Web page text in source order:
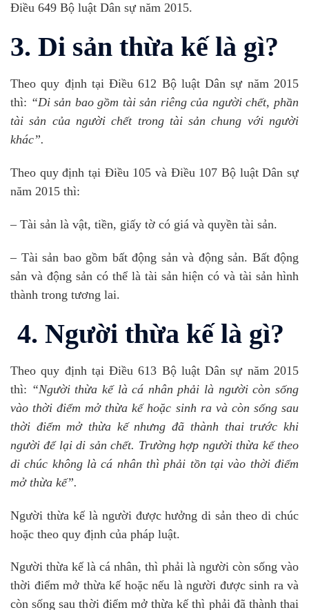
Điều 649 Bộ luật Dân sự năm 2015.
3. Di sản thừa kế là gì?
Theo quy định tại Điều 612 Bộ luật Dân sự năm 2015
thì: “Di sản bao gồm tài sản riêng của người chết, phần
tài sản của người chết trong tài sản chung với người
khác”.
Theo quy định tại Điều 105 và Điều 107 Bộ luật Dân sự
năm 2015 thì:
– Tài sản là vật, tiền, giấy tờ có giá và quyền tài sản.
– Tài sản bao gồm bất động sản và động sản. Bất động
sản và động sản có thể là tài sản hiện có và tài sản hình
thành trong tương lai.
4. Người thừa kế là gì?
Theo quy định tại Điều 613 Bộ luật Dân sự năm 2015
thì: “Người thừa kế là cá nhân phải là người còn sống
vào thời điểm mở thừa kế hoặc sinh ra và còn sống sau
thời điểm mở thừa kế nhưng đã thành thai trước khi
người để lại di sản chết. Trường hợp người thừa kế theo
di chúc không là cá nhân thì phải tồn tại vào thời điểm
mở thừa kế”.
Người thừa kế là người được hưởng di sản theo di chúc
hoặc theo quy định của pháp luật.
Người thừa kế là cá nhân, thì phải là người còn sống vào
thời điểm mở thừa kế hoặc nếu là người được sinh ra và
còn sống sau thời điểm mở thừa kế thì phải đã thành thai